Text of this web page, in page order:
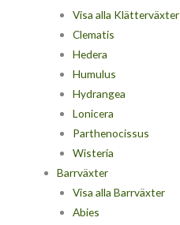
Visa alla Klätterväxter
Clematis
Hedera
Humulus
Hydrangea
Lonicera
Parthenocissus
Wisteria
Barrväxter
Visa alla Barrväxter
Abies